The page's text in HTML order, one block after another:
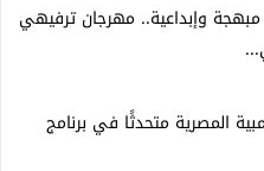
وإبداعية.. مهرجان ترفيهي
المصرية متحدثًا في برنامج